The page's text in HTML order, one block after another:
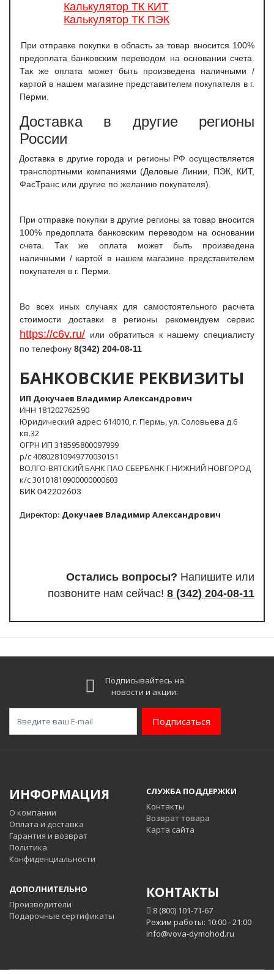
Калькулятор ТК КИТ
Калькулятор ТК ПЭК
При отправке покупки в область за товар вносится 100%
предоплата банковским переводом на основании счета.
Так же оплата может быть произведена наличными /
картой в нашем магазине представителем покупателя в г.
Перми.
Доставка в другие регионы
России
Доставка в другие города и регионы РФ осуществляется
транспортными компаниями (Деловые Линии, ПЭК, КИТ,
ФасТранс или другие по желанию покупателя).
При отправке покупки в другие регионы за товар вносится
100% предоплата банковским переводом на основании
счета. Так же оплата может быть произведена
наличными / картой в нашем магазине представителем
покупателя в г. Перми.
Во всех иных случаях для самостоятельного расчета
стоимости доставки в регионы рекомендуем сервис
https://c6v.ru/ или обратиться к нашему специалисту
по телефону 8(342) 204-08-11
БАНКОВСКИЕ РЕКВИЗИТЫ
ИП Докучаев Владимир Александрович
ИНН 181202762590
Юридический адрес: 614010, г. Пермь, ул. Соловьева д.6
кв.32
ОГРН ИП 318595800097999
р/с 40802810949770030151
ВОЛГО-ВЯТСКИЙ БАНК ПАО СБЕРБАНК Г.НИЖНИЙ НОВГОРОД
к/с 30101810900000000603
БИК 042202603
Директор: Докучаев Владимир Александрович
Остались вопросы? Напишите или
позвоните нам сейчас! 8 (342) 204-08-11
Подписывайтесь на
новости и акции:
Подписаться
ИНФОРМАЦИЯ
О компании
Оплата и доставка
Гарантия и возврат
Политика
Конфиденциальности
СЛУЖБА ПОДДЕРЖКИ
Контакты
Возврат товара
Карта сайта
ДОПОЛНИТЕЛЬНО
Производители
Подарочные сертификаты
КОНТАКТЫ
8 (800) 101-71-67
Режим работы: 10:00 - 21:00
info@vova-dymohod.ru